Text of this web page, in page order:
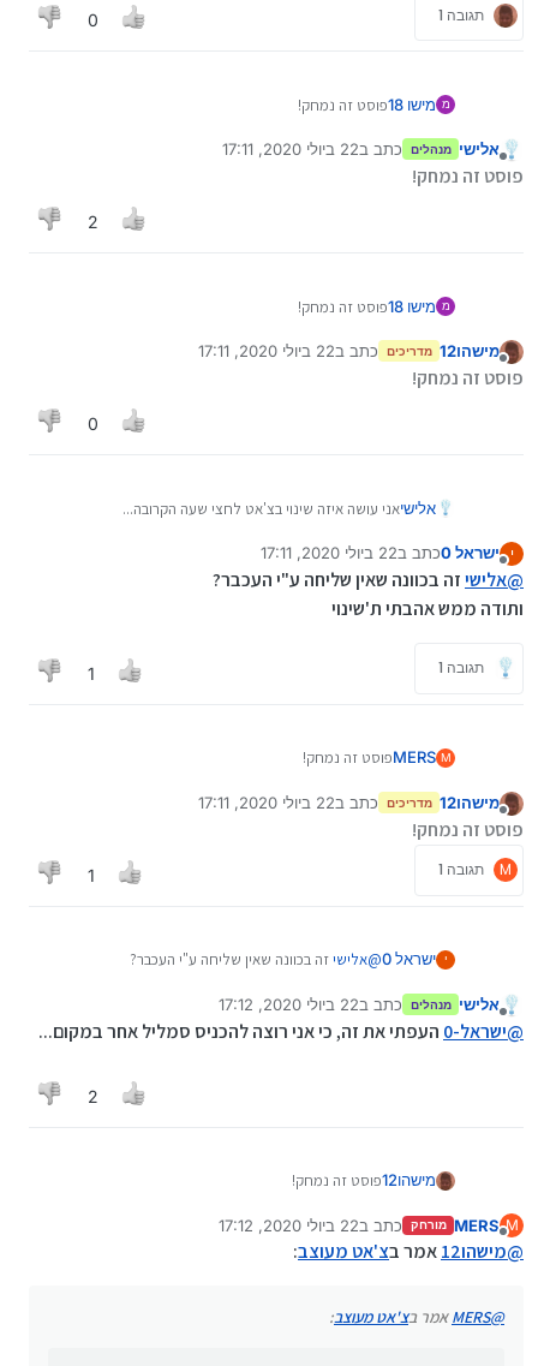
תגובה 1 0
מ מישו 18 פוסט זה נמחק!
אלישי מנהלים כתב ב22 ביולי 2020, 17:11
נערך לאחרונה על ידי
פוסט זה נמחק!
2
מ מישו 18 פוסט זה נמחק!
מישהו12 מדריכים כתב ב22 ביולי 2020, 17:11
נערך לאחרונה על ידי
פוסט זה נמחק!
0
אלישיאני עושה איזה שינוי בצ'אט לחצי שעה הקרובה...
אולי זה יעלה אי פעם בערכת נושא מסויימת (עם הרבה צבע
רעש ובלגן בעיניים)...
י
מנותק
ישראל 0 כתב ב22 ביולי 2020, 17:11
נערך לאחרונה על ידי
@אלישיזה בכוונה שאין שליחה ע"י העכבר?
ותודה ממש אהבתי ת'שינוי
תגובה 1 1
M
MERSפוסט זה נמחק!
מישהו12 מדריכים כתב ב22 ביולי 2020, 17:11
נערך לאחרונה על ידי
פוסט זה נמחק!
M תגובה 1 1
י ישראל 0 @אלישיזה בכוונה שאין שליחה ע"י העכבר?
אלישי מנהלים כתב ב22 ביולי 2020, 17:12
נערך לאחרונה על ידי
@ישראל-0 העפתי את זה, כי אני רוצה להכניס סמליל אחר במקום...
2
מישהו12 פוסט זה נמחק!
M
מנותק
MERS מורחק כתב ב22 ביולי 2020, 17:12
נערך לאחרונה על ידי
@מישהו12 אמר בצ'אט מעוצב:
@
MERSאמר בצ'אט מעוצב: